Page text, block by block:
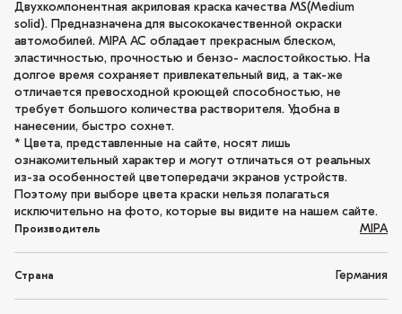
Двухкомпонентная акриловая краска качества MS(Medium
solid). Предназначена для высококачественной окраски
автомобилей. MIPA AC обладает прекрасным блеском,
эластичностью, прочностью и бензо- маслостойкостью. На
долгое время сохраняет привлекательный вид, а так-же
отличается превосходной кроющей способностью, не
требует большого количества растворителя. Удобна в
нанесении, быстро сохнет.
* Цвета, представленные на сайте, носят лишь
ознакомительный характер и могут отличаться от реальных
из-за особенностей цветопередачи экранов устройств.
Поэтому при выборе цвета краски нельзя полагаться
исключительно на фото, которые вы видите на нашем сайте.
Производитель MIPA
Страна Германия